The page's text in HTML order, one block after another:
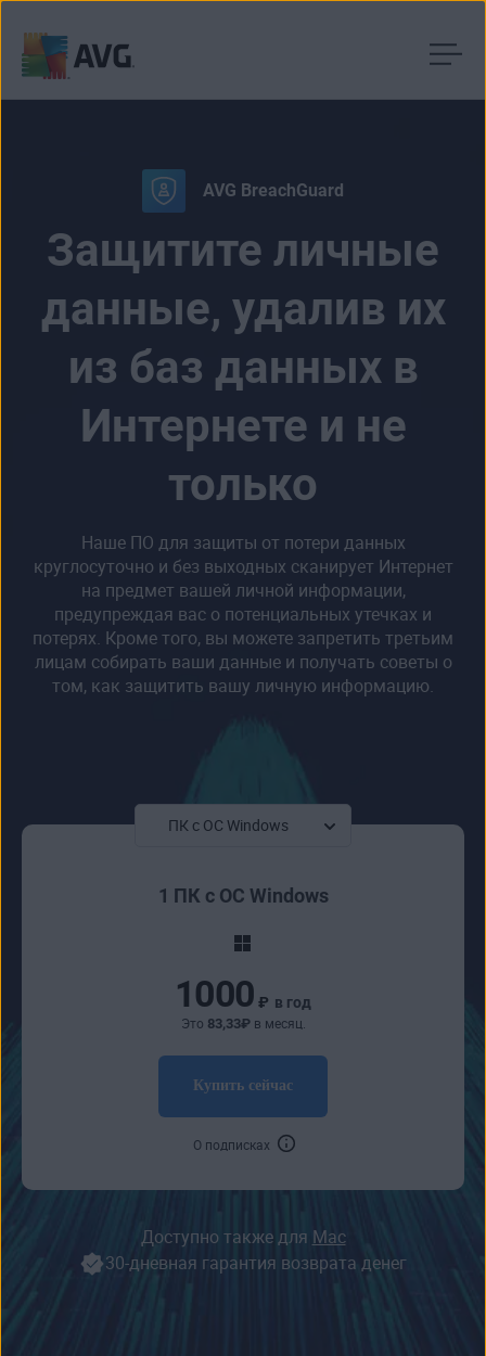
AVG BreachGuard
Защитите личные
данные, удалив их
из баз данных в
Интернете и не
только
Наше ПО для защиты от потери данных
круглосуточно и без выходных сканирует Интернет
на предмет вашей личной информации,
предупреждая вас о потенциальных утечках и
потерях. Кроме того, вы можете запретить третьим
лицам собирать ваши данные и получать советы о
том, как защитить вашу личную информацию.
1 ПК с ОС Windows
1000 ₽ в год
Это 83,33₽в месяц.
Купить сейчас
О подписках
Доступно также для Mac
30-дневная гарантия возврата денег